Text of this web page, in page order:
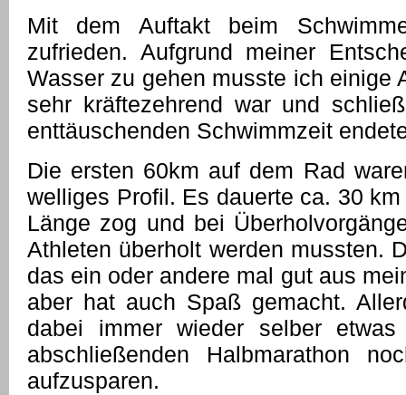
Mit dem Auftakt beim
zufrieden. Aufgrund meiner
Wasser zu gehen musste ich einige
sehr kräftezehrend war und
enttäuschenden Schwimmzeit
Die ersten 60km auf dem Rad
welliges Profil. Es dauerte ca. 30
Länge zog und bei
Athleten überholt werden mussten.
das ein oder andere mal gut aus
aber hat auch Spaß gemacht.
dabei immer wieder selber
abschließenden Halbmarathon
aufzusparen.